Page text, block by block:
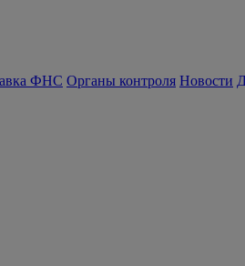
ФНС Органы контроля Новости